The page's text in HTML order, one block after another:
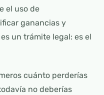
el uso de
ganancias y
un trámite legal: es el
cuánto perderías
no deberías